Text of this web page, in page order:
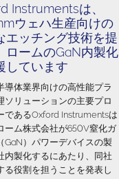
Instrumentsは、
ウェハ生産向けの
エッチング技術を提
ロームのGaN内製化
しています
導体業界向けの高性能プラ
ソリューションの主要プロ
であるOxford Instrumentsは
ーム株式会社が650V窒化ガ
GaN）パワーデバイスの製
内製化するにあたり、同社
る役割を担うことを発表し